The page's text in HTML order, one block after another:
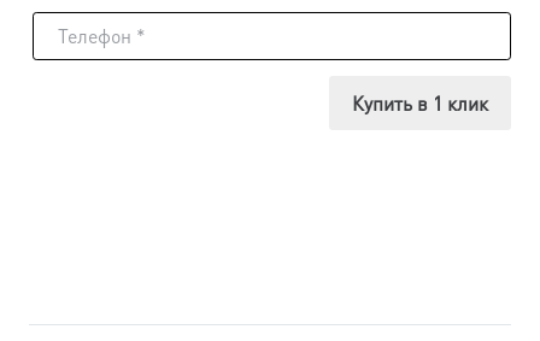
Преподобномученица
Купить в 1 клик